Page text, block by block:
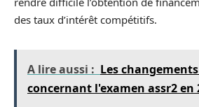
des taux d’intérêt compétitifs.
A lire aussi : Les
concernant l'examen assr2 en